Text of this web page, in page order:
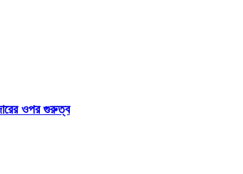
ওপর গুরুত্ব